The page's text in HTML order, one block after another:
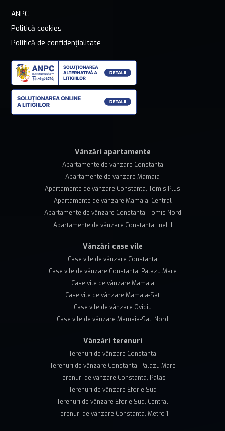
ANPC
Politică cookies
Politică de confidențialitate
Vânzări apartamente
Apartamente de vânzare Constanta
Apartamente de vânzare Mamaia
Apartamente de vânzare Constanta, Tomis Plus
Apartamente de vânzare Mamaia, Central
Apartamente de vânzare Constanta, Tomis Nord
Apartamente de vânzare Constanta, Inel II
Vânzări case vile
Case vile de vânzare Constanta
Case vile de vânzare Constanta, Palazu Mare
Case vile de vânzare Mamaia
Case vile de vânzare Mamaia-Sat
Case vile de vânzare Ovidiu
Case vile de vânzare Mamaia-Sat, Nord
Vânzări terenuri
Terenuri de vânzare Constanta
Terenuri de vânzare Constanta, Palazu Mare
Terenuri de vânzare Constanta, Palas
Terenuri de vânzare Eforie Sud
Terenuri de vânzare Eforie Sud, Central
Terenuri de vânzare Constanta, Metro 1